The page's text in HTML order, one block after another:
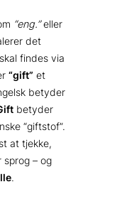
“eng.”eller
det
findes via
“gift” et
betyder
betyder
“giftstof”.
at tjekke,
– og
.